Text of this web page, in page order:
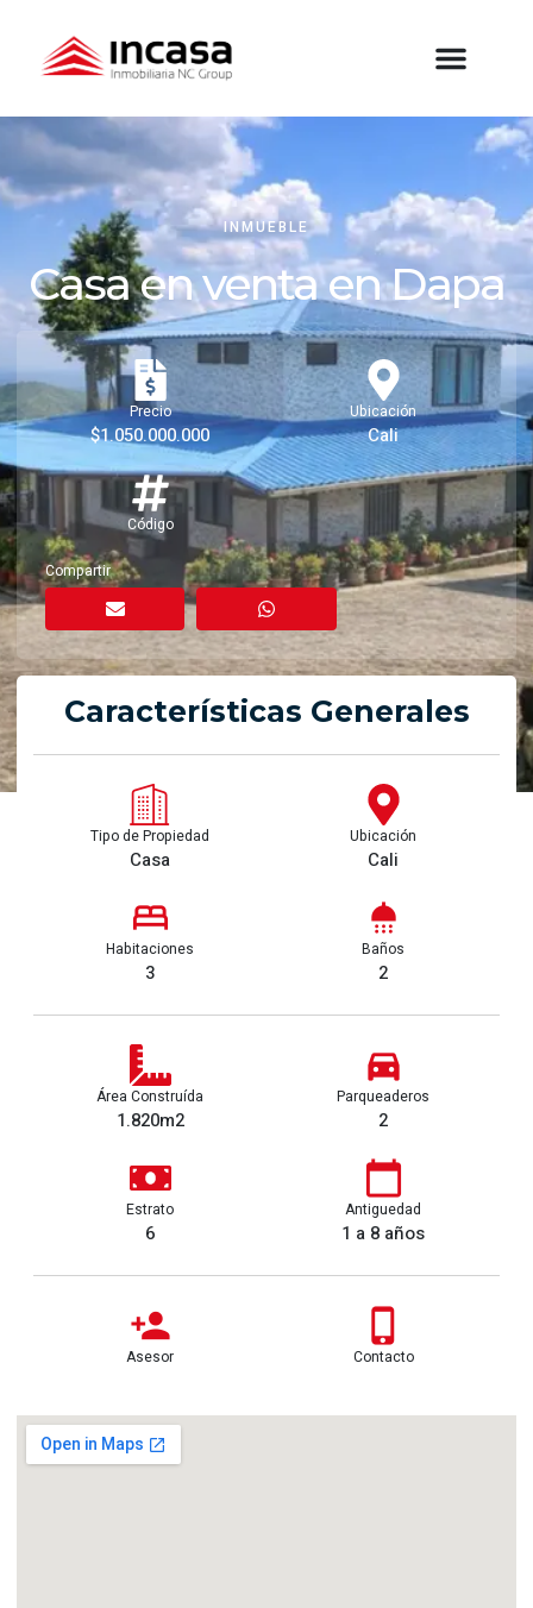
INMUEBLE
Casa en venta en Dapa
Precio
$1.050.000.000
Ubicación
Cali
Código
Compartir
Características Generales
Tipo de Propiedad
Casa
Ubicación
Cali
Habitaciones
3
Baños
2
Área Construída
1.820m2
Parqueaderos
2
Estrato
6
Antiguedad
1 a 8 años
Asesor Contacto